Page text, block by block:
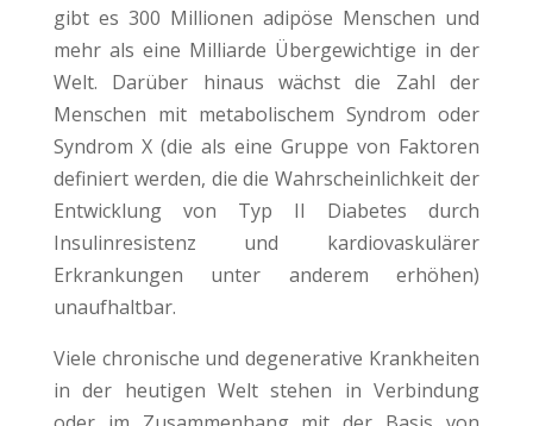
gibt es 300 Millionen adipöse Menschen und
mehr als eine Milliarde Übergewichtige in der
Welt. Darüber hinaus wächst die Zahl der
Menschen mit metabolischem Syndrom oder
Syndrom X (die als eine Gruppe von Faktoren
definiert werden, die die Wahrscheinlichkeit der
Entwicklung von Typ II Diabetes durch
Insulinresistenz und kardiovaskulärer
Erkrankungen unter anderem erhöhen)
unaufhaltbar.
Viele chronische und degenerative Krankheiten
in der heutigen Welt stehen in Verbindung